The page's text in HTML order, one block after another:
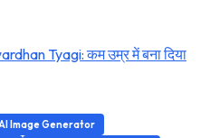
Tyagi: कम उम्र में बना दिया
Image Generator